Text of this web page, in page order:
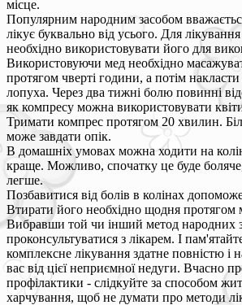
місце.
Популярним народним засобом
лікує буквально від усього. Для
необхідно використовувати його для
Використовуючи мед необхідно
протягом чверті години, а потім
лопуха. Через два тижні болю повинні
як компресу можна використовувати
Тримати компрес протягом 20 хвилин.
може завдати опік.
В домашніх умовах можна ходити на
краще. Можливо, спочатку це буде
легше.
Позбавитися від болів в колінах
Втирати його необхідно щодня протягом
Вибравши той чи інший метод народних
проконсультуватися з лікарем. І
комплексне лікування здатне повністю і
вас від цієї неприємної недуги. Вчасно
профілактики - слідкуйте за способом
харчування, щоб не думати про методи